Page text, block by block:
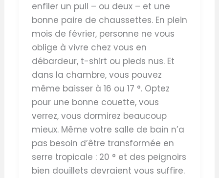
enfiler un pull – ou deux – et une
bonne paire de chaussettes. En plein
mois de février, personne ne vous
oblige à vivre chez vous en
débardeur, t-shirt ou pieds nus. Et
dans la chambre, vous pouvez
même baisser à 16 ou 17 °. Optez
pour une bonne couette, vous
verrez, vous dormirez beaucoup
mieux. Même votre salle de bain n’a
pas besoin d’être transformée en
serre tropicale : 20 ° et des peignoirs
bien douillets devraient vous suffire.